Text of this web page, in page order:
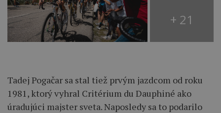
+ 21
Tadej Pogačar sa stal tiež prvým jazdcom od roku
1981, ktorý vyhral Critérium du Dauphiné ako
úradujúci majster sveta. Naposledy sa to podarilo